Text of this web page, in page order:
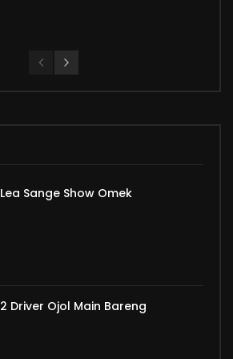
Lea Sange Show Omek
2 Driver Ojol Main Bareng